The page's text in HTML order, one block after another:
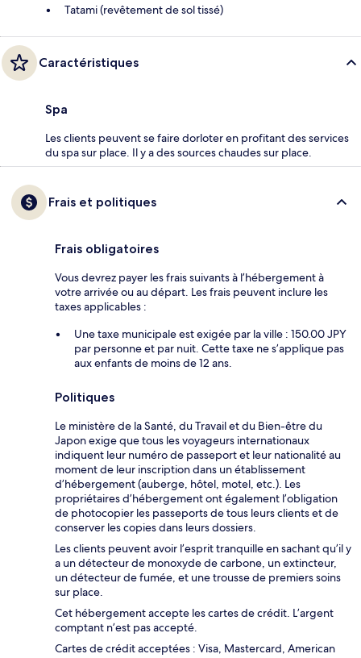
Tatami (revêtement de sol tissé)
Caractéristiques
Spa
Les clients peuvent se faire dorloter en profitant des services
du spa sur place. Il y a des sources chaudes sur place.
Frais et politiques
Frais obligatoires
Vous devrez payer les frais suivants à l’hébergement à
votre arrivée ou au départ. Les frais peuvent inclure les
taxes applicables :
Une taxe municipale est exigée par la ville : 150.00 JPY
par personne et par nuit. Cette taxe ne s’applique pas
aux enfants de moins de 12 ans.
Politiques
Le ministère de la Santé, du Travail et du Bien-être du
Japon exige que tous les voyageurs internationaux
indiquent leur numéro de passeport et leur nationalité au
moment de leur inscription dans un établissement
d’hébergement (auberge, hôtel, motel, etc.). Les
propriétaires d’hébergement ont également l’obligation
de photocopier les passeports de tous leurs clients et de
conserver les copies dans leurs dossiers.
Les clients peuvent avoir l’esprit tranquille en sachant qu’il y
a un détecteur de monoxyde de carbone, un extincteur,
un détecteur de fumée, et une trousse de premiers soins
sur place.
Cet hébergement accepte les cartes de crédit. L’argent
comptant n’est pas accepté.
Cartes de crédit acceptées : Visa, Mastercard, American